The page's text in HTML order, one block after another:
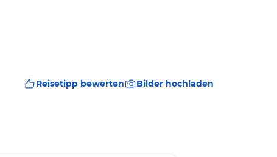
Reisetipp bewerten Bilder hochladen